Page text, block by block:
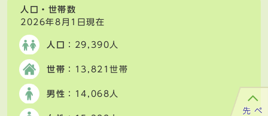
人口・世帯数
2026年8月1日現在
人口 ：29,390人
世帯 ：13,821世帯
男性 ：14,068人